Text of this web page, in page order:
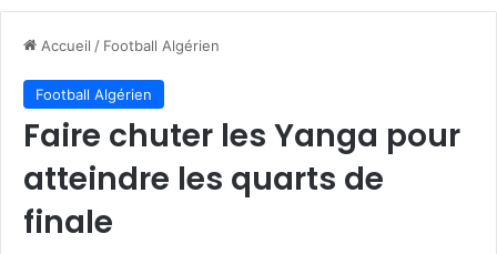
Accueil / Football Algérien
Football Algérien
Faire chuter les Yanga pour
atteindre les quarts de
finale